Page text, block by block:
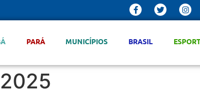
PARÁ MUNICÍPIOS BRASIL